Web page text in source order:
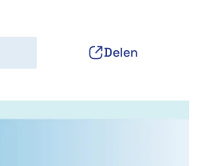
Delen